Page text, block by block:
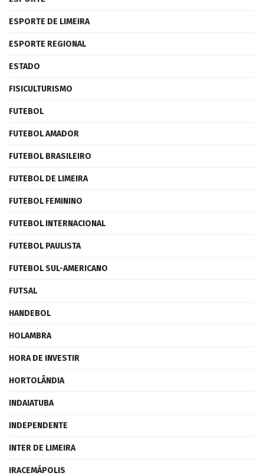
ESPORTE DE LIMEIRA
ESPORTE REGIONAL
ESTADO
FISICULTURISMO
FUTEBOL
FUTEBOL AMADOR
FUTEBOL BRASILEIRO
FUTEBOL DE LIMEIRA
FUTEBOL FEMININO
FUTEBOL INTERNACIONAL
FUTEBOL PAULISTA
FUTEBOL SUL-AMERICANO
FUTSAL
HANDEBOL
HOLAMBRA
HORA DE INVESTIR
HORTOLÂNDIA
INDAIATUBA
INDEPENDENTE
INTER DE LIMEIRA
IRACEMÁPOLIS